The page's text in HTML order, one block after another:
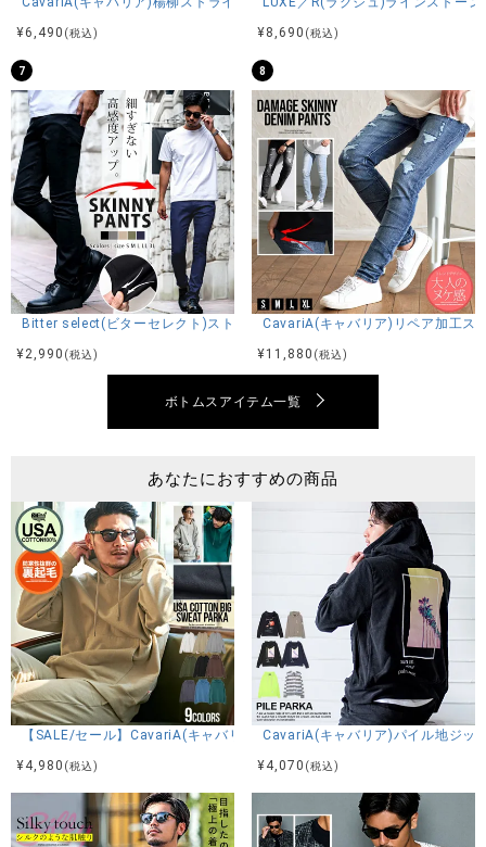
縦：約15cm
横：約14cm
※平置き計測、腰周りなどは約二倍程度。
素材
本体：綿80%ポリエステル20%
リブ部分：綿100%
モデル
Kouki：身長178cm 体重70kg 44(M)サイズ着用
Koutaro：身長181cm 体重65kg 44(M)サイズ着用
Ami：身長174cm 体重55kg 44(M)サイズ着用
カラー展開
ベージュ/ブラック/チャコール/カーキ/グレー/ホワイト
アイテムガイド
伸縮性-あり 透け感-なし 生地の厚み-普通 裏地-あり(裏
起毛)
※当店スタッフの個人的な感想になります。お客様により、感
じ方等異なる場合がございますので、あくまでもご参考とし
¥6,490 (税込)
¥8,690 (税込)
7
Bitter select(ビターセレクト)ストレッチツイルスキニーパンツ/全5色
¥2,990 (税込)
8
CavariA(キャバリア)リペア加工ス
¥11,880 (税込)
ボトムスアイテム一覧
あなたにおすすめの商品
【SALE/セール】CavariA(キャバリア)USAコットンヘビーウェイト裏起
¥4,980 (税込)
CavariA(キャバリア)パイル地ジッ
¥4,070 (税込)